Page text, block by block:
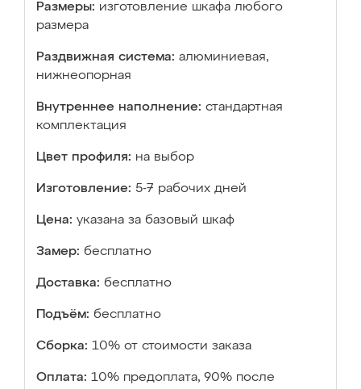
Размеры: изготовление шкафа любого
размера
Раздвижная система: алюминиевая,
нижнеопорная
Внутреннее наполнение: стандартная
комплектация
Цвет профиля: на выбор
Изготовление: 5-7 рабочих дней
Цена: указана за базовый шкаф
Замер: бесплатно
Доставка: бесплатно
Подъём: бесплатно
Сборка: 10% от стоимости заказа
Оплата: 10% предоплата, 90% после